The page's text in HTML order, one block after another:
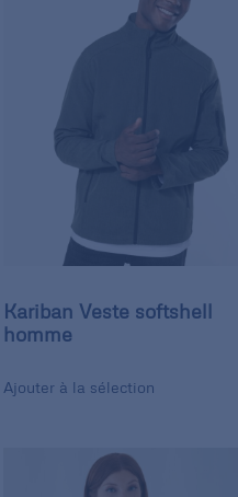
Kariban Veste softshell
homme
Ajouter à la sélection